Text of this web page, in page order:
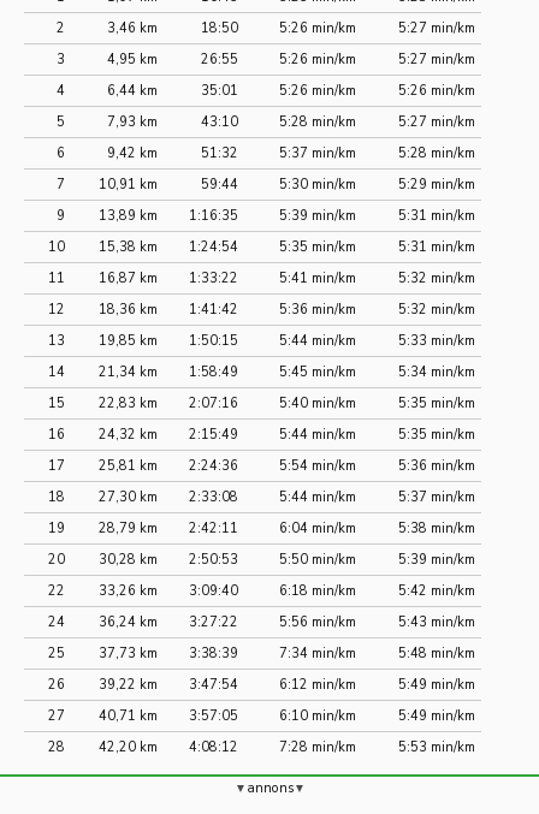
2
3,46 km 18:50 5:26 min/km
5:27 min/km
3
4,95 km 26:55 5:26 min/km
5:27 min/km
4
6,44 km 35:01 5:26 min/km
5:26 min/km
5
7,93 km 43:10 5:28 min/km
5:27 min/km
6
9,42 km 51:32 5:37 min/km
5:28 min/km
7
10,91 km 59:44 5:30 min/km
5:29 min/km
9
13,89 km 1:16:35 5:39 min/km
5:31 min/km
10
15,38 km 1:24:54 5:35 min/km
5:31 min/km
11
16,87 km 1:33:22 5:41 min/km
5:32 min/km
12
18,36 km 1:41:42 5:36 min/km
5:32 min/km
13
19,85 km 1:50:15 5:44 min/km
5:33 min/km
14
21,34 km 1:58:49 5:45 min/km
5:34 min/km
15
22,83 km 2:07:16 5:40 min/km
5:35 min/km
16
24,32 km 2:15:49 5:44 min/km
5:35 min/km
17
25,81 km 2:24:36 5:54 min/km
5:36 min/km
18
27,30 km 2:33:08 5:44 min/km
5:37 min/km
19
28,79 km 2:42:11 6:04 min/km
5:38 min/km
20
30,28 km 2:50:53 5:50 min/km
5:39 min/km
22
33,26 km 3:09:40 6:18 min/km
5:42 min/km
24
36,24 km 3:27:22 5:56 min/km
5:43 min/km
25
37,73 km 3:38:39 7:34 min/km
5:48 min/km
26
39,22 km 3:47:54 6:12 min/km
5:49 min/km
27
40,71 km 3:57:05 6:10 min/km
5:49 min/km
28
42,20 km 4:08:12 7:28 min/km 5:53 min/km
annons